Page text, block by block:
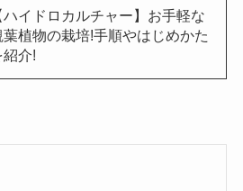
ハイドロカルチャー】お手軽な
葉植物の栽培!手順やはじめかた
紹介!